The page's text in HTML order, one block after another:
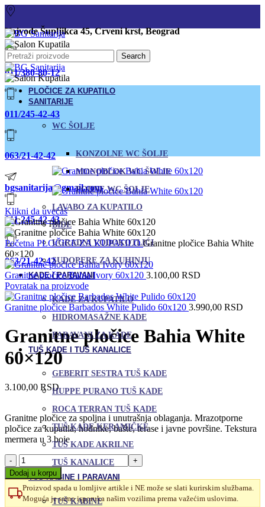
Vojvode Šupljikca 45, Crveni krst, Beograd
011/380-80-12
011/245-42-43
063/21-42-42
bgsanitarija@gmail.com
011 245-42-43
063/21-42-42
Search
PLOČICE ZA KUPATILO
SANITARIJE
WC ŠOLJE
KONZOLNE WC ŠOLJE
MONOBLOK WC ŠOLJE
PODNE WC ŠOLJE
LAVABO ZA KUPATILO
BIDE
UGRADNI VODOKOTLIĆI
SUDOPERE ZA KUHINJU
KADE I PARAVANI
KADE ZA KUPATILO
HIDROMASAŽNE KADE
PARAVANI ZA KADE
TUŠ KADE I TUŠ KANALICE
GEBERIT SESTRA TUŠ KADE
HUPPE PURANO TUŠ KADE
ROCA TERRAN TUŠ KADE
TUŠ KADE KERAMIČKE
TUŠ KADE AKRILNE
TUŠ KANALICE
TUŠ KABINE I PARAVANI
TUŠ KABINE
Klikni da uvećaš
Početna PLOČICE ZA KUPATILOGranitne pločice Bahia White
60×120
Granitne pločice Bahia Ivory 60x120 3.100,00 RSD
Povratak na proizvode
Granitne pločice Barbados White Pulido 60x120 3.990,00 RSD
Granitne pločice Bahia White
60×120
3.100,00 RSD
Granitne pločice za spoljna i unutrašnja oblaganja. Mrazotporne
pločice za kupatila, hodnike, bašte, terase i javne površine. Tekstura
mermera u 3 boje
Granitne
pločice
Bahia
White
60x120
Dodaj u korpu
Proizvod spada u lomljive artikle i NE može se slati kurirskim službama.
Moguća je samo isporuka našim vozilima prema važećim uslovima.